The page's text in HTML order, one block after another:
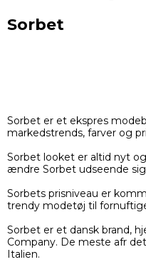
Sorbet
Sorbet er et ekspres
markedstrends, farver og
Sorbet looket er altid nyt
ændre Sorbet udseende
Sorbets prisniveau er
trendy modetøj til
Sorbet er et dansk brand,
Company. De meste afr
Italien.